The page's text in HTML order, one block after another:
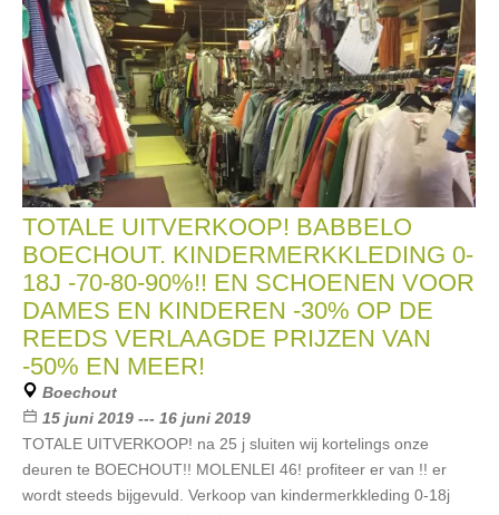
TOTALE UITVERKOOP! BABBELO
BOECHOUT. KINDERMERKKLEDING 0-
18J -70-80-90%!! EN SCHOENEN VOOR
DAMES EN KINDEREN -30% OP DE
REEDS VERLAAGDE PRIJZEN VAN
-50% EN MEER!
Boechout
15 juni 2019 --- 16 juni 2019
TOTALE UITVERKOOP! na 25 j sluiten wij kortelings onze
deuren te BOECHOUT!! MOLENLEI 46! profiteer er van !! er
wordt steeds bijgevuld. Verkoop van kindermerkkleding 0-18j